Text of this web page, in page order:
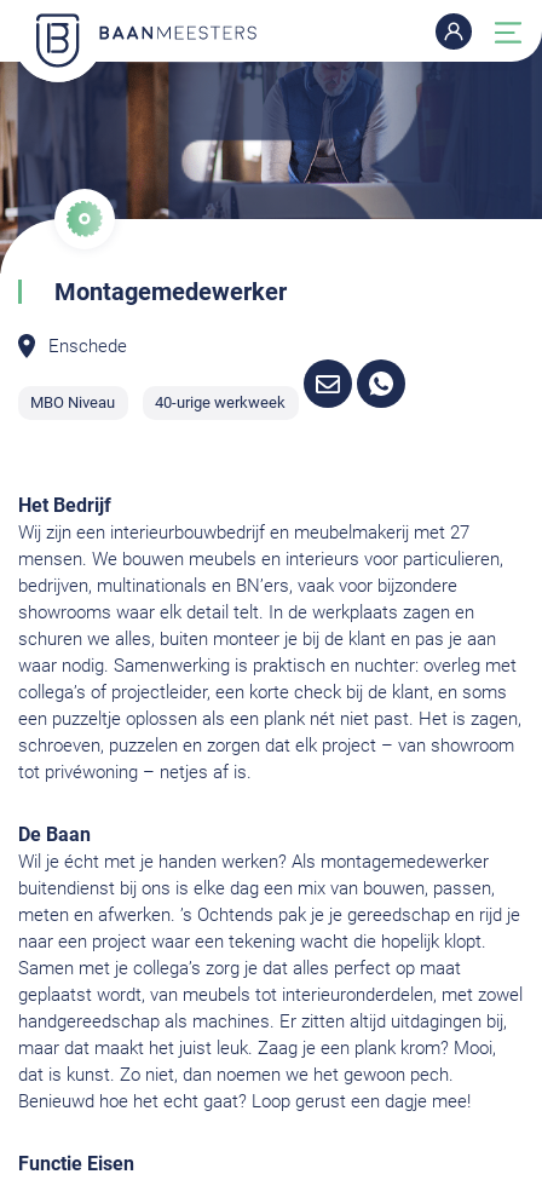
Montagemedewerker
Enschede
MBO Niveau 40-urige werkweek
Het Bedrijf
Wij zijn een interieurbouwbedrijf en meubelmakerij met 27
mensen. We bouwen meubels en interieurs voor particulieren,
bedrijven, multinationals en BN’ers, vaak voor bijzondere
showrooms waar elk detail telt. In de werkplaats zagen en
schuren we alles, buiten monteer je bij de klant en pas je aan
waar nodig. Samenwerking is praktisch en nuchter: overleg met
collega’s of projectleider, een korte check bij de klant, en soms
een puzzeltje oplossen als een plank nét niet past. Het is zagen,
schroeven, puzzelen en zorgen dat elk project – van showroom
tot privéwoning – netjes af is.
De Baan
Wil je écht met je handen werken? Als montagemedewerker
buitendienst bij ons is elke dag een mix van bouwen, passen,
meten en afwerken. ’s Ochtends pak je je gereedschap en rijd je
naar een project waar een tekening wacht die hopelijk klopt.
Samen met je collega’s zorg je dat alles perfect op maat
geplaatst wordt, van meubels tot interieuronderdelen, met zowel
handgereedschap als machines. Er zitten altijd uitdagingen bij,
maar dat maakt het juist leuk. Zaag je een plank krom? Mooi,
dat is kunst. Zo niet, dan noemen we het gewoon pech.
Benieuwd hoe het echt gaat? Loop gerust een dagje mee!
Functie Eisen